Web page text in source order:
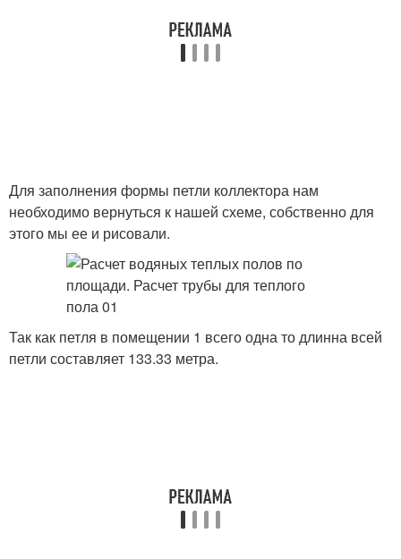
Для заполнения формы петли коллектора нам
необходимо вернуться к нашей схеме, собственно для
этого мы ее и рисовали.
Так как петля в помещении 1 всего одна то длинна всей
петли составляет 133.33 метра.